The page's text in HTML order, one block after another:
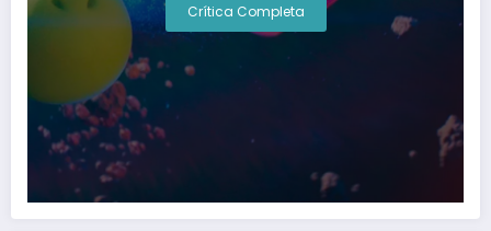
Crítica Completa